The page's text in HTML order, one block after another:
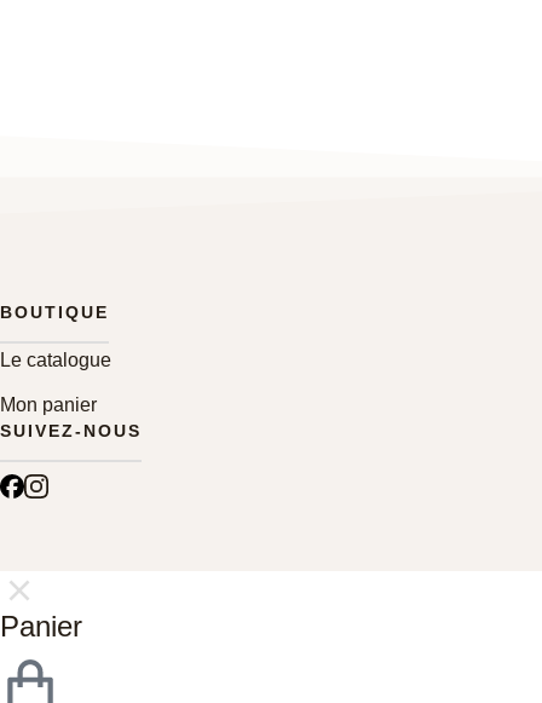
BOUTIQUE
Le catalogue
Mon panier
SUIVEZ-NOUS
Panier